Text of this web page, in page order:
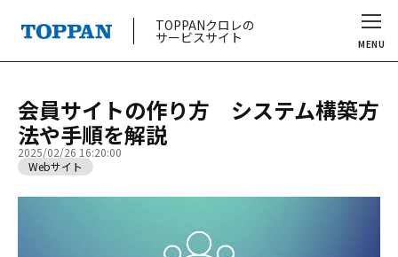
TOPPANクロレの
サービスサイト MENU
会員サイトの作り方 システム構築方
法や手順を解説
2025/02/26 16:20:00
Webサイト